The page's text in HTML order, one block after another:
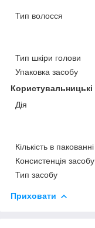
Тип волосся
Тип шкіри голови
Упаковка засобу
Користувальницькі
Дія
Кількість в пакованні
Консистенція засобу
Тип засобу
Приховати